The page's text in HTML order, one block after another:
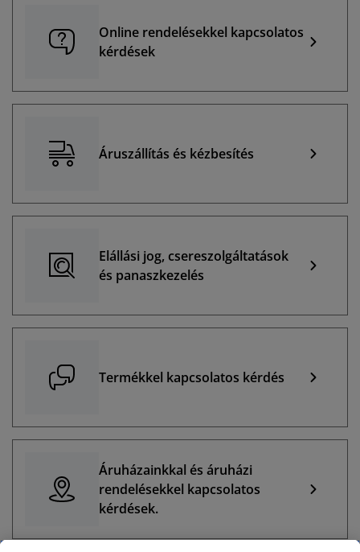
Online rendelésekkel kapcsolatos
kérdések
Áruszállítás és kézbesítés
Elállási jog, csereszolgáltatások
és panaszkezelés
Termékkel kapcsolatos kérdés
Áruházainkkal és áruházi
rendelésekkel kapcsolatos
kérdések.